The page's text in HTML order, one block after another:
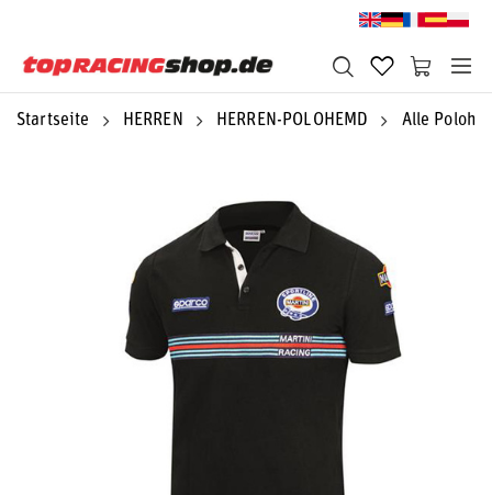
Startseite HERREN HERREN-POLOHEMD Alle